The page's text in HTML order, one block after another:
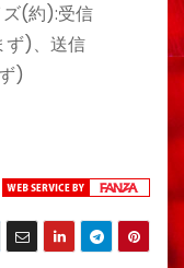
(約):受信
)、送信
)